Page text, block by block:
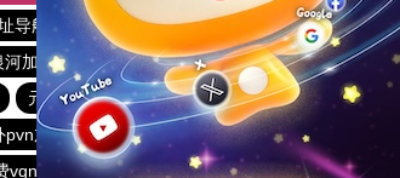
导航 软件中心 雷霆加速
狂飙加速器
河加速器官网 CC加速器
黑洞vqn加速
元链加速器 毛豆加速器
bitznet加速器
pvn加速器
免费vp试用一小时
vqn加速外网 闪电猫加速器